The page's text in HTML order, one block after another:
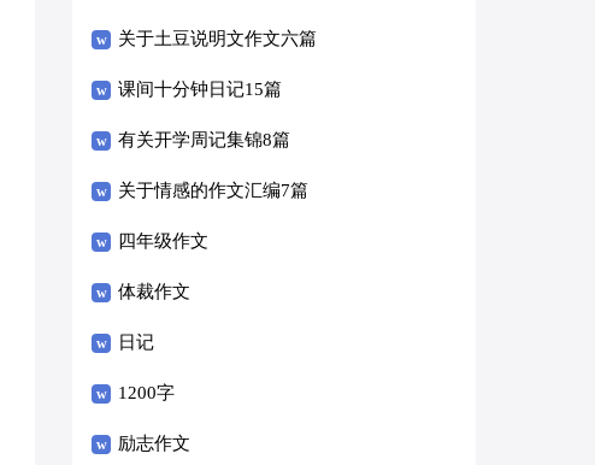
关于土豆说明文作文六篇
课间十分钟日记15篇
有关开学周记集锦8篇
关于情感的作文汇编7篇
四年级作文
体裁作文
日记
1200字
励志作文